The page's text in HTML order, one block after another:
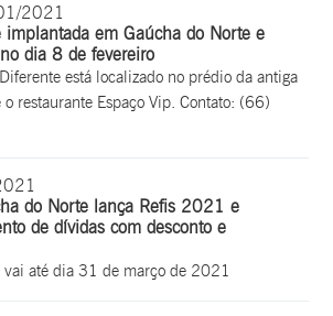
2021
implantada em Gaúcha do Norte e
dia 8 de fevereiro
está localizado no prédio da antiga
restaurante Espaço Vip. Contato: (66)
do Norte lança Refis 2021 e
de dívidas com desconto e
vai até dia 31 de março de 2021